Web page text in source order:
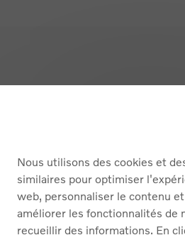
SERVICES
À PROPOS DE NOUS
Nous utilisons des cookies et
similaires pour optimiser
web, personnaliser le contenu
améliorer les fonctionnalités de
recueillir des informations. En